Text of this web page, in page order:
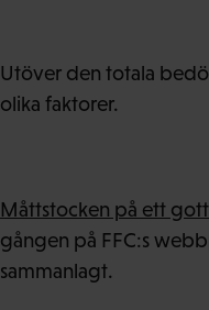
Utöver den totala
olika faktorer.
Måttstocken på ett
gången på FFC:s
sammanlagt.